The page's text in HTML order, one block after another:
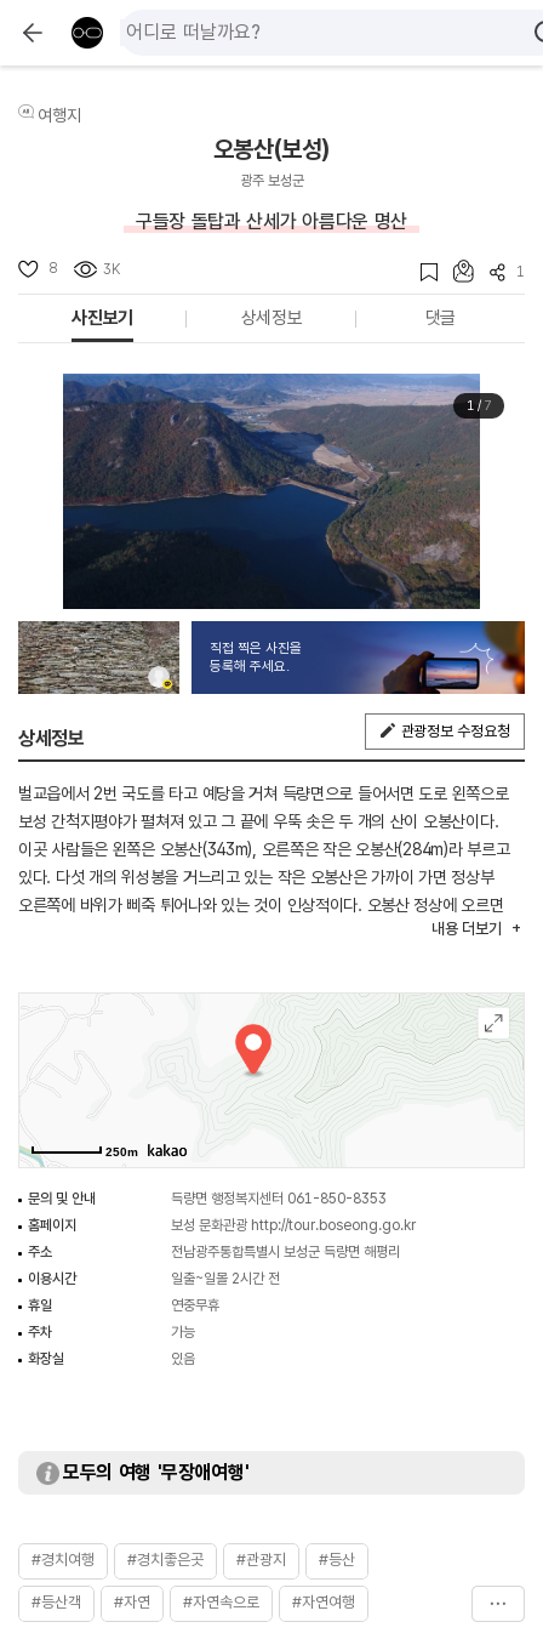
여행지
오봉산(보성)
광주 보성군
구들장 돌탑과 산세가 아름다운 명산
8 3K 1
사진보기 상세정보 댓글
1/ 7
직접 찍은 사진을
등록해 주세요.
상세정보 관광정보 수정요청
벌교읍에서 2번 국도를 타고 예당을 거쳐 득량면으로 들어서면 도로 왼쪽으로
보성 간척지평야가 펼쳐져 있고 그 끝에 우뚝 솟은 두 개의 산이 오봉산이다.
이곳 사람들은 왼쪽은 오봉산(343m), 오른쪽은 작은 오봉산(284m)라 부르고
있다. 다섯 개의 위성봉을 거느리고 있는 작은 오봉산은 가까이 가면 정상부
오른쪽에 바위가 삐죽 튀어나와 있는 것이 인상적이다. 오봉산 정상에 오르면
드넓은 보성 간척지 평야와 득량만 바다, 고흥반도를 조망할 수 있다.
나왔다 자랑하곤 한다. 특히 철도 길에서 바라보는 자라바위는 보는 방향에 따라
모양이 특이하다. 마애불상이 새겨진 칼바위와 온돌 문화의 산실인 옛 구들장
채취지, 편백숲 속의 개흥사지, 풍혈지, 돌탑, 해평호수, 용수폭포, 용추폭포 등
많은 역사 지리적 문화자원이 풍부하다. 해평저수지 십 리 둘레길은 대나무숲을
즐기면 편안한 산책을 즐길 수 있다.
내용 더보기
250m
문의 및 안내
득량면 행정복지센터 061-850-8353
홈페이지
보성 문화관광 http://tour.boseong.go.kr
주소
전남광주통합특별시 보성군 득량면 해평리
이용시간
일출~일몰 2시간 전
휴일
연중무휴
주차
가능
화장실
있음
모두의 여행 '무장애여행'
#경치여행 #경치좋은곳 #관광지 #등산
#등산객 #자연 #자연속으로 #자연여행